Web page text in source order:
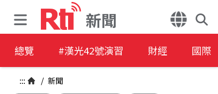
新聞
總覽 #漢光42號演習 財經 國際
::: / 新聞